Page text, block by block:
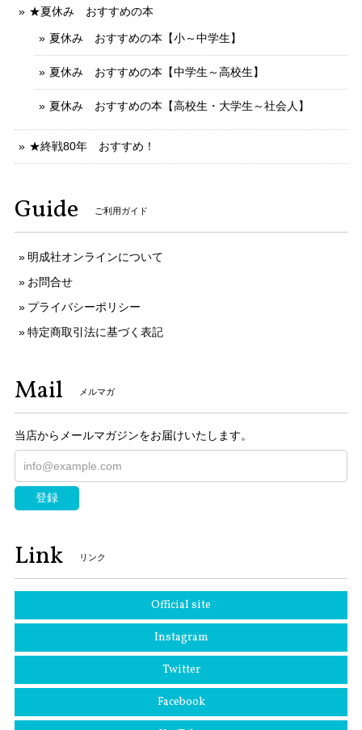
★夏休み おすすめの本
夏休み おすすめの本【小～中学生】
夏休み おすすめの本【中学生～高校生】
夏休み おすすめの本【高校生・大学生～社会人】
★終戦80年 おすすめ！
Guide ご利用ガイド
明成社オンラインについて
お問合せ
プライバシーポリシー
特定商取引法に基づく表記
Mail メルマガ
当店からメールマガジンをお届けいたします。
登録
Link リンク
Official site
Instagram
Twitter
Facebook